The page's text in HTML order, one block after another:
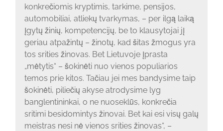
konkrečiomis kryptimis, tarkime, pensijos,
automobiliai, atliekų tvarkymas, – per ilgą laiką
įgytų žinių, kompetencijų, be to klausytojai jį
geriau atpažintų – žinotų, kad šitas žmogus yra
tos srities žinovas. Bet Lietuvoje įprasta
„mėtytis“ – šokinėti nuo vienos populiarios
temos prie kitos. Tačiau jei mes bandysime taip
šokinėti, piliečių akyse atrodysime lyg
banglentininkai, o ne nuoseklūs, konkrečia
sritimi besidomintys žinovai. Bet kai esi visų galų
meistras nesi nė vienos srities žinovas“, –